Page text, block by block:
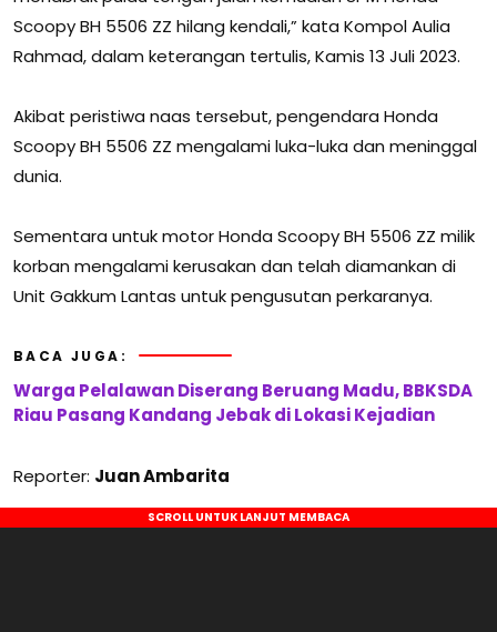
Scoopy BH 5506 ZZ hilang kendali,” kata Kompol Aulia
Rahmad, dalam keterangan tertulis, Kamis 13 Juli 2023.
Akibat peristiwa naas tersebut, pengendara Honda
Scoopy BH 5506 ZZ mengalami luka-luka dan meninggal
dunia.
Sementara untuk motor Honda Scoopy BH 5506 ZZ milik
korban mengalami kerusakan dan telah diamankan di
Unit Gakkum Lantas untuk pengusutan perkaranya.
BACA JUGA:
Warga Pelalawan Diserang Beruang Madu, BBKSDA
Riau Pasang Kandang Jebak di Lokasi Kejadian
Reporter: Juan Ambarita